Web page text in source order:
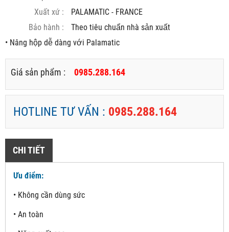
Xuất xứ :
PALAMATIC - FRANCE
Bảo hành :
Theo tiêu chuẩn nhà sản xuất
• Nâng hộp dễ dàng với Palamatic
Giá sản phẩm : 0985.288.164
HOTLINE TƯ VẤN : 0985.288.164
CHI TIẾT
Ưu điểm:
• Không cần dùng sức
• An toàn